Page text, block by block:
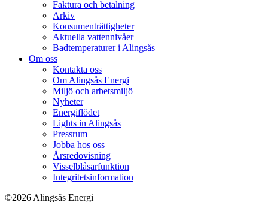
Faktura och betalning
Arkiv
Konsumenträttigheter
Aktuella vattennivåer
Badtemperaturer i Alingsås
Om oss
Kontakta oss
Om Alingsås Energi
Miljö och arbetsmiljö
Nyheter
Energiflödet
Lights in Alingsås
Pressrum
Jobba hos oss
Årsredovisning
Visselblåsarfunktion
Integritetsinformation
©2026 Alingsås Energi